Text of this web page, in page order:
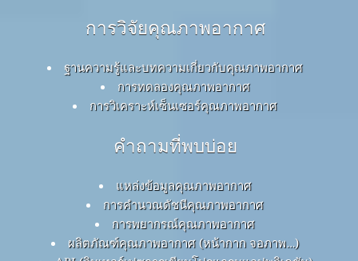
การวิจัยคุณภาพอากาศ
ฐานความรู้และบทความเกี่ยวกับคุณภาพอากาศ
การทดลองคุณภาพอากาศ
การวิเคราะห์เซ็นเซอร์คุณภาพอากาศ
คำถามที่พบบ่อย
แหล่งข้อมูลคุณภาพอากาศ
การคำนวณดัชนีคุณภาพอากาศ
การพยากรณ์คุณภาพอากาศ
ผลิตภัณฑ์คุณภาพอากาศ (หน้ากาก จอภาพ…)